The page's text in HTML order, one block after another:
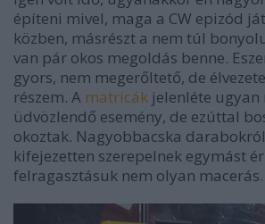
építeni mivel, maga a CW epizód
közben, másrészt a nem túl
van pár okos megoldás benne.
gyors, nem megerőltető, de
részem. A matricák jelenléte
üdvözlendő esemény, de ezúttal
okoztak. Nagyobbacska
kifejezetten szerepelnek egymást
felragasztásuk nem olyan macerás.